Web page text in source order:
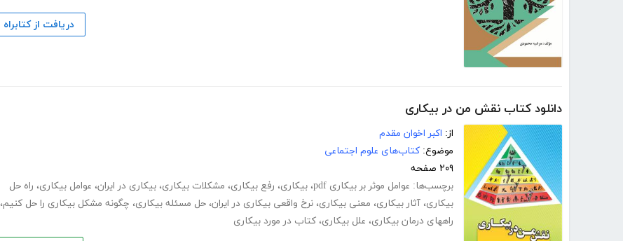
دریافت از کتابراه
دانلود کتاب نقش من در بیکاری
از: اکبر اخوان مقدم
موضوع: کتاب‌های علوم اجتماعی
۲۰۹ صفحه
برچسب‌ها: عوامل موثر بر بیکاری pdf ، بیکاری، رفع بیکاری، مشکلات بیکاری، بیکاری در ایران، عوامل بیکاری، راه حل
بیکاری، آثار بیکاری، معنی بیکاری، نرخ واقعی بیکاری در ایران، حل مسئله بیکاری، چگونه مشکل بیکاری را حل کنیم،
راههای درمان بیکاری، علل بیکاری، کتاب در مورد بیکاری